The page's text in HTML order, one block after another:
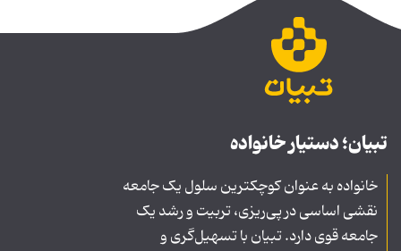
تبیان؛ دستیار خانواده
خانواده به عنوان کوچکترین سلول یک جامعه
نقشی اساسی در پی‌ریزی، تربیت و رشد یک
جامعه قوی دارد. تبیان با تسهیل‌گری و